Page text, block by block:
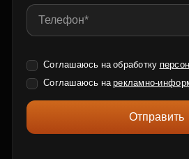
Соглашаюсь на обработку
Соглашаюсь нарекламно-
Отправить